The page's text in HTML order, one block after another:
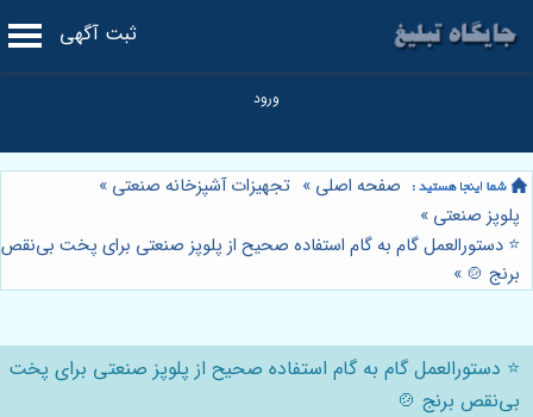
ثبت آگهی
صفحه اصلی » تجهیزات آشپزخانه صنعتی »
پلوپز صنعتی »
⭐️ دستورالعمل گام به گام استفاده صحیح از پلوپز صنعتی برای پخت بی‌نقص
برنج 🍲 »
⭐️ دستورالعمل گام به گام استفاده صحیح از پلوپز صنعتی برای پخت
بی‌نقص برنج 🍲